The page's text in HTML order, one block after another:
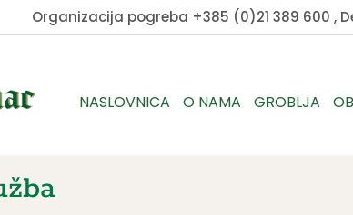
Organizacija pogreba +385 (0)21 389 600 ,
NASLOVNICA O NAMA GROBLJA